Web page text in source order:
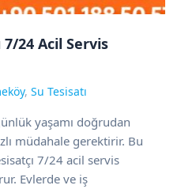
7/24 Acil Servis
, Su Tesisatı
yaşamı doğrudan
müdahale gerektirir. Bu
7/24 acil servis
Evlerde ve iş